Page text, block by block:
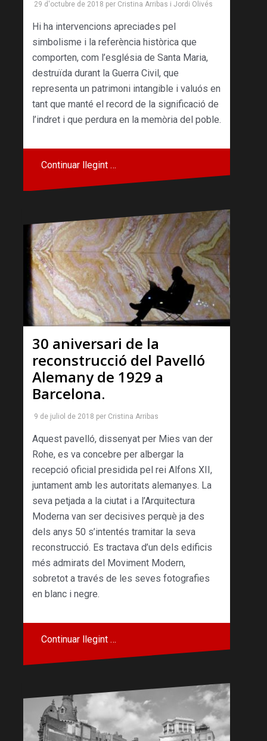
29 d'octubre de 2018 per Cristina Arribas i Jordi Olivés
Hi ha intervencions apreciades pel
simbolisme i la referència històrica que
comporten, com l’església de Santa Maria,
destruïda durant la Guerra Civil, que
representa un patrimoni intangible i valuós en
tant que manté el record de la significació de
l’indret i que perdura en la memòria del poble.
Continuar llegint …
30 aniversari de la
reconstrucció del Pavelló
Alemany de 1929 a
Barcelona.
9 de juliol de 2018 per Cristina Arribas
Aquest pavelló, dissenyat per Mies van der
Rohe, es va concebre per albergar la
recepció oficial presidida pel rei Alfons XII,
juntament amb les autoritats alemanyes. La
seva petjada a la ciutat i a l’Arquitectura
Moderna van ser decisives perquè ja des
dels anys 50 s’intentés tramitar la seva
reconstrucció. Es tractava d’un dels edificis
més admirats del Moviment Modern,
sobretot a través de les seves fotografies
en blanc i negre.
Continuar llegint …